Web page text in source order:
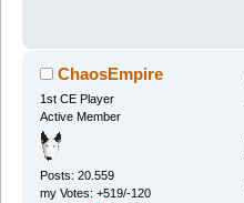
ChaosEmpire
1st CE Player
Active Member
Posts: 20.559
my Votes: +519/-120